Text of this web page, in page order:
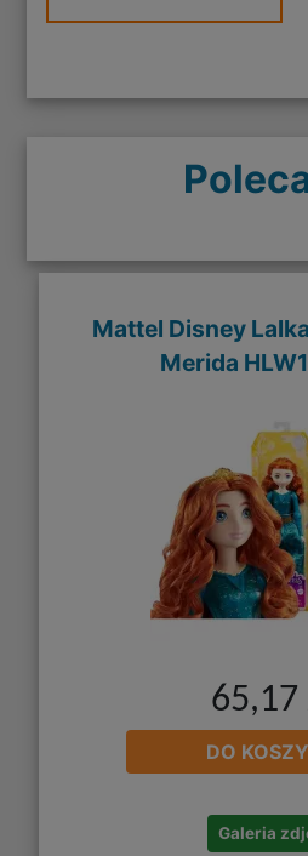
Mattel Disney
Merida
65,17
DO
Galeria